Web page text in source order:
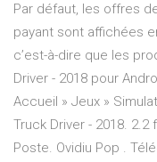
Par défaut, les offres
payant sont affichées
c’est-à-dire que les
Driver - 2018 pour
Accueil » Jeux »
Truck Driver - 2018. 2.2
Poste. Ovidiu Pop .